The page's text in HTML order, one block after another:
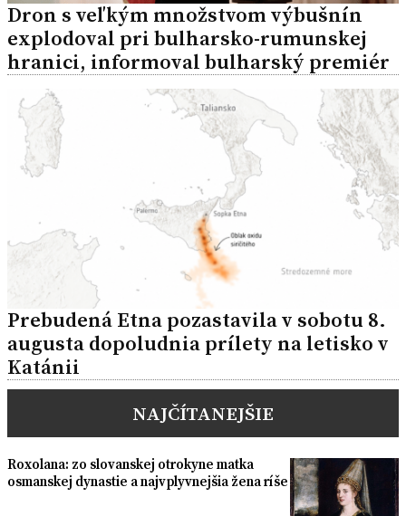
Dron s veľkým množstvom výbušnín
explodoval pri bulharsko-rumunskej
hranici, informoval bulharský premiér
Prebudená Etna pozastavila v sobotu 8.
augusta dopoludnia prílety na letisko v
Katánii
NAJČÍTANEJŠIE
Roxolana: zo slovanskej otrokyne matka
osmanskej dynastie a najvplyvnejšia žena ríše